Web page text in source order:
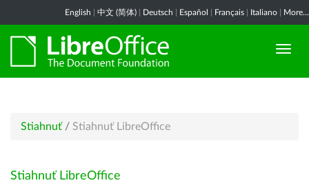
English 中文 (简体) Deutsch Español Français Italiano More...
Stiahnuť / Stiahnuť LibreOffice
Stiahnuť LibreOffice